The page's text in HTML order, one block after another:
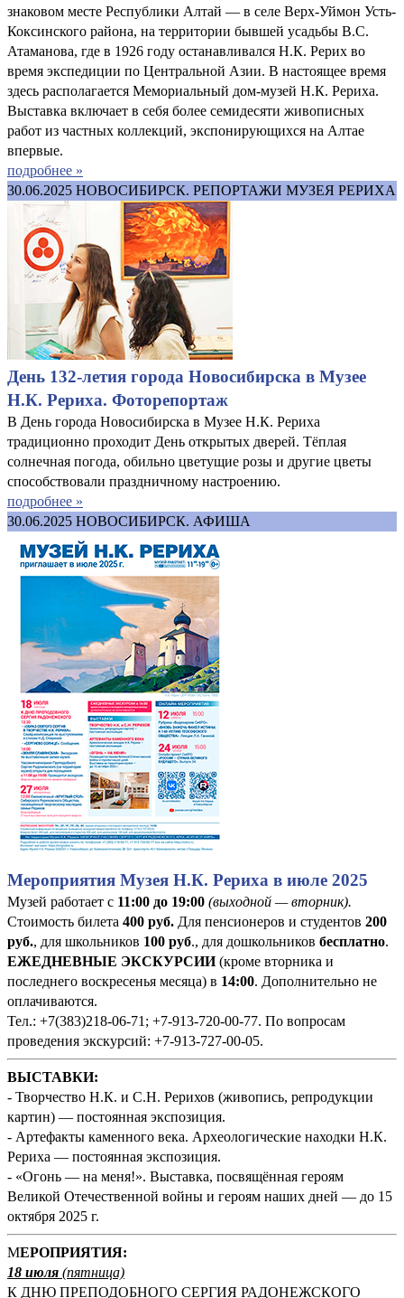
знаковом месте Республики Алтай — в селе Верх-Уймон Усть-
Коксинского района, на территории бывшей усадьбы В.С.
Атаманова, где в 1926 году останавливался Н.К. Рерих во
время экспедиции по Центральной Азии. В настоящее время
здесь располагается Мемориальный дом-музей Н.К. Рериха.
Выставка включает в себя более семидесяти живописных
работ из частных коллекций, экспонирующихся на Алтае
впервые.
подробнее »
30.06.2025 НОВОСИБИРСК. РЕПОРТАЖИ МУЗЕЯ РЕРИХА
День 132-летия города Новосибирска в Музее
Н.К. Рериха. Фоторепортаж
В День города Новосибирска в Музее Н.К. Рериха
традиционно проходит День открытых дверей. Тёплая
солнечная погода, обильно цветущие розы и другие цветы
способствовали праздничному настроению.
подробнее »
30.06.2025 НОВОСИБИРСК. АФИША
Мероприятия Музея Н.К. Рериха в июле 2025
Музей работает с 11:00 до 19:00 (выходной — вторник).
Стоимость билета 400 руб. Для пенсионеров и студентов 200
руб., для школьников 100 руб., для дошкольников бесплатно.
ЕЖЕДНЕВНЫЕ ЭКСКУРСИИ(кроме вторника и
последнего воскресенья месяца) в 14:00. Дополнительно не
оплачиваются.
Тел.: +7(383)218-06-71; +7-913-720-00-77. По вопросам
проведения экскурсий: +7-913-727-00-05.
ВЫСТАВКИ:
- Творчество Н.К. и С.Н. Рерихов (живопись, репродукции
картин) — постоянная экспозиция.
- Артефакты каменного века. Археологические находки Н.К.
Рериха — постоянная экспозиция.
- «Огонь — на меня!». Выставка, посвящённая героям
Великой Отечественной войны и героям наших дней — до 15
октября 2025 г.
МЕРОПРИЯТИЯ:
18 июля (пятница)
К ДНЮ ПРЕПОДОБНОГО СЕРГИЯ РАДОНЕЖСКОГО